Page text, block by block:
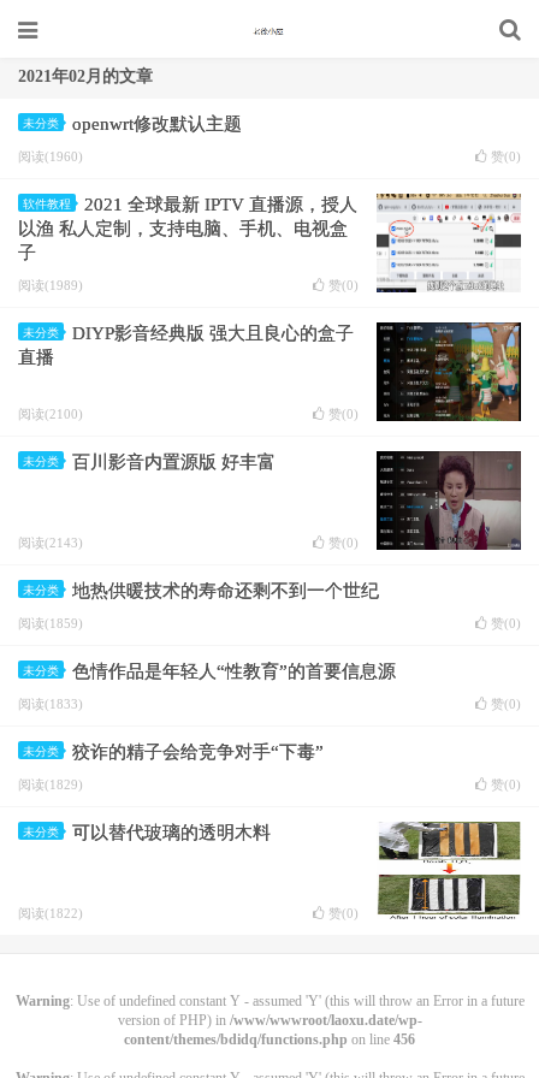
2021年02月的文章
未分类 openwrt修改默认主题
阅读(1960) 赞(0)
软件教程
2021 全球最新 IPTV 直播源，授人
以渔 私人定制，支持电脑、手机、电视盒
子
阅读(1989) 赞(0)
未分类
DIYP影音经典版 强大且良心的盒子
直播
阅读(2100) 赞(0)
未分类 百川影音内置源版 好丰富
阅读(2143) 赞(0)
未分类 地热供暖技术的寿命还剩不到一个世纪
阅读(1859) 赞(0)
未分类 色情作品是年轻人“性教育”的首要信息源
阅读(1833) 赞(0)
未分类 狡诈的精子会给竞争对手“下毒”
阅读(1829) 赞(0)
未分类 可以替代玻璃的透明木料
阅读(1822) 赞(0)
Warning: Use of undefined constant Y - assumed 'Y' (this will throw an Error in a future
version of PHP) in /www/wwwroot/laoxu.date/wp-
content/themes/bdidq/functions.php on line 456